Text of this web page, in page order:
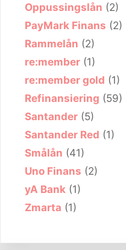
Oppussingslån (2)
PayMark Finans (2)
Rammelån (2)
re:member (1)
re:member gold (1)
Refinansiering (59)
Santander (5)
Santander Red (1)
Smålån (41)
Uno Finans (2)
yA Bank (1)
Zmarta (1)